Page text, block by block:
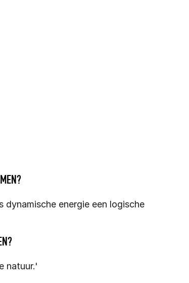
energie een logische
natuur.'